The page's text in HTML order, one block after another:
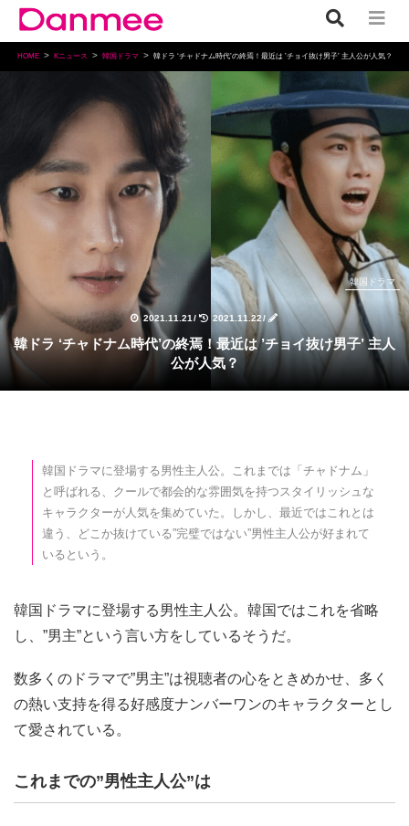
HOME Kニュース 韓国ドラマ 韓ドラ ‘チャドナム時代’の終焉！最近は ’チョイ抜け男子’ 主人公が人気？
2021.11.21 / 2021.11.22/
韓国ドラマ
韓ドラ ‘チャドナム時代’の終焉！最近は ’チョイ抜け男子’ 主人
公が人気？
韓国ドラマに登場する男性主人公。これまでは「チャドナム」
と呼ばれる、クールで都会的な雰囲気を持つスタイリッシュな
キャラクターが人気を集めていた。しかし、最近ではこれとは
違う、どこか抜けている”完璧ではない”男性主人公が好まれて
いるという。
韓国ドラマに登場する男性主人公。韓国ではこれを省略
し、”男主”という言い方をしているそうだ。
数多くのドラマで”男主”は視聴者の心をときめかせ、多く
の熱い支持を得る好感度ナンバーワンのキャラクターとし
て愛されている。
これまでの”男性主人公”は